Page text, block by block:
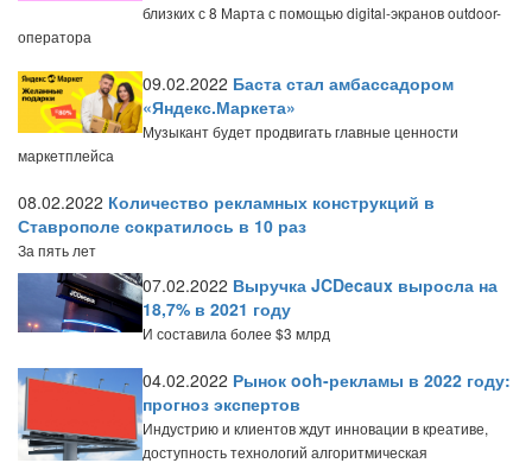
близких с 8 Марта с помощью digital-экранов outdoor-
оператора
09.02.2022 Баста стал амбассадором
«Яндекс.Маркета»
Музыкант будет продвигать главные ценности
маркетплейса
08.02.2022 Количество рекламных конструкций в
Ставрополе сократилось в 10 раз
За пять лет
07.02.2022 Выручка JCDecaux выросла на
18,7% в 2021 году
И составила более $3 млрд
04.02.2022 Рынок ooh-рекламы в 2022 году:
прогноз экспертов
Индустрию и клиентов ждут инновации в креативе,
доступность технологий алгоритмическая